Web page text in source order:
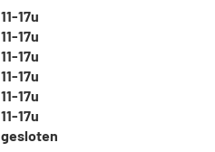
11-17u
11-17u
11-17u
11-17u
11-17u
11-17u
gesloten